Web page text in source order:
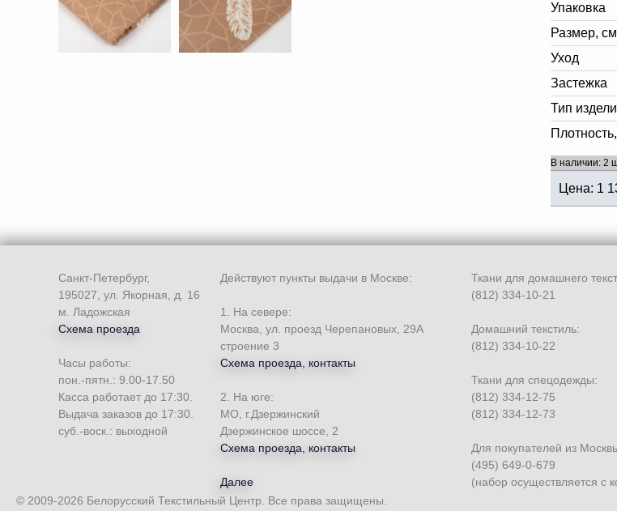
Упаковка
Размер, см
Уход
Застежка
Тип
В наличии: 2
Цена: 1
Санкт-Петербург,
195027, ул. Якорная, д. 16
м. Ладожская
Схема проезда
Часы работы:
пон.-пятн.: 9.00-17.50
Касса работает до 17:30.
Выдача заказов до 17:30.
суб.-воск.: выходной
Действуют пункты выдачи в Москве:
1. На севере:
Москва, ул. проезд Черепановых, 29А
строение 3
Схема проезда, контакты
2. На юге:
МО, г.Дзержинский
Дзержинское шоссе, 2
Схема проезда, контакты
Далее
Ткани для домашнего
(812) 334-10-21
Домашний текстиль:
(812) 334-10-22
Ткани для спецодежды:
(812) 334-12-75
(812) 334-12-73
Для покупателей из
(495) 649-0-679
(набор осуществляется с
© 2009-2026 Белорусский Текстильный Центр. Все права защищены.